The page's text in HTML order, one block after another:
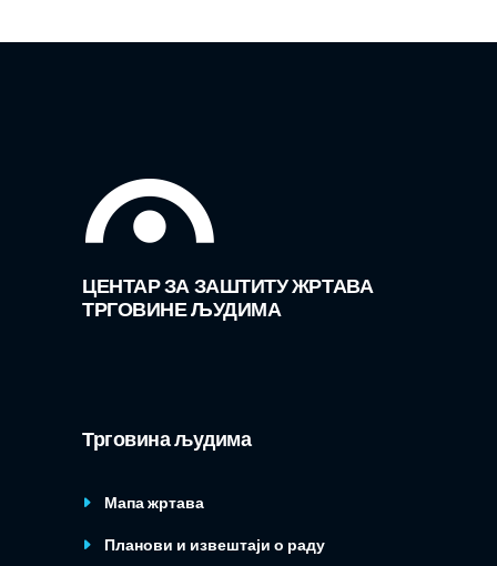
ЦЕНТАР ЗА ЗАШТИТУ ЖРТАВА
ТРГОВИНЕ ЉУДИМА
Трговина људима
Мапа жртава
Планови и извештаји о раду